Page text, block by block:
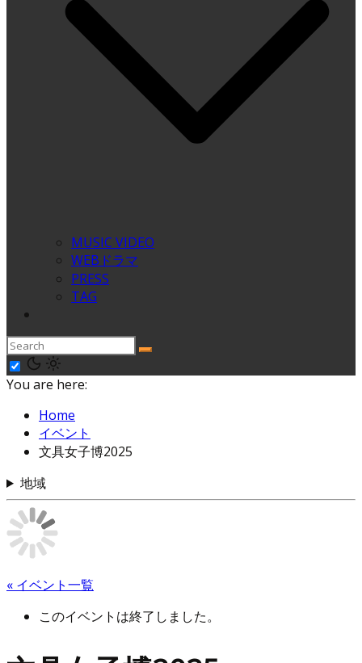
MUSIC VIDEO
WEBドラマ
PRESS
TAG
You are here:
Home
イベント
文具女子博2025
地域
« イベント一覧
このイベントは終了しました。